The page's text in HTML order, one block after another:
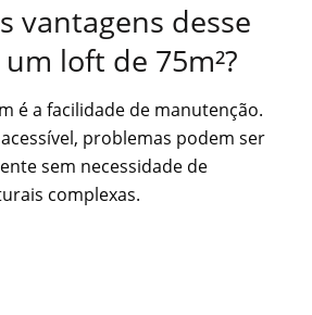
vantagens desse
loft de 75m²?
é a facilidade de manutenção.
problemas podem ser
sem necessidade de
complexas.